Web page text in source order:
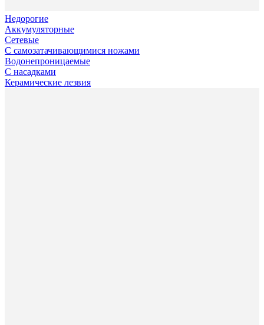
Недорогие
Аккумуляторные
Сетевые
С самозатачивающимися ножами
Водонепроницаемые
С насадками
Керамические лезвия